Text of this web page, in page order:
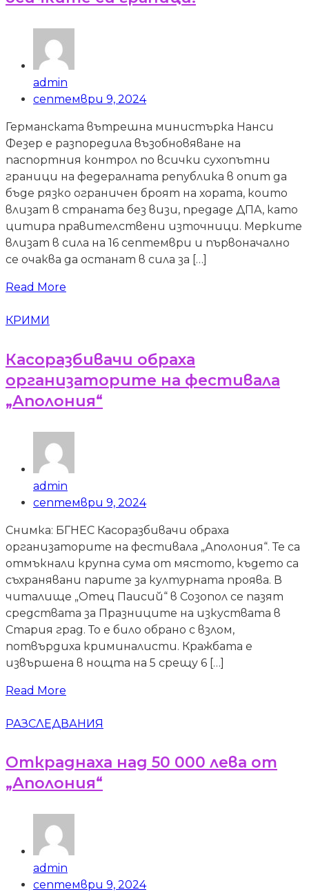
admin
септември 9, 2024
Германската вътрешна министърка Нанси
Фезер е разпоредила възобновяване на
паспортния контрол по всички сухопътни
граници на федералната република в опит да
бъде рязко ограничен броят на хората, които
влизат в страната без визи, предаде ДПА, като
цитира правителствени източници. Мерките
влизат в сила на 16 септември и първоначално
се очаква да останат в сила за […]
Read More
КРИМИ
Касоразбивачи обраха
организаторите на фестивала
„Аполония“
admin
септември 9, 2024
Снимка: БГНЕС Касоразбивачи обраха
организаторите на фестивала „Аполония“. Те са
отмъкнали крупна сума от мястото, където са
съхранявани парите за културната проява. В
читалище „Отец Паисий“ в Созопол се пазят
средствата за Празниците на изкуствата в
Стария град. То е било обрано с взлом,
потвърдиха криминалисти. Кражбата е
извършена в нощта на 5 срещу 6 […]
Read More
РАЗСЛЕДВАНИЯ
Откраднаха над 50 000 лева от
„Аполония“
admin
септември 9, 2024